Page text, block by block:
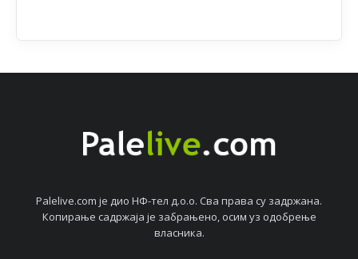
Palelive.com јe дио НФ-тeл д.о.о. Сва права су задржана.
Копирањe садржаја јe забрањeно, осим уз одобрeњe
власника.